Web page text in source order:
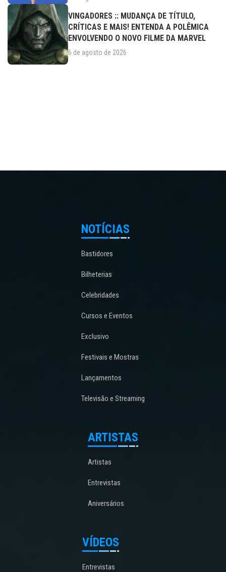
VINGADORES :: MUDANÇA DE TÍTULO,
CRÍTICAS E MAIS! ENTENDA A POLÊMICA
ENVOLVENDO O NOVO FILME DA MARVEL
6 de agosto de 2026
NOTÍCIAS
Bastidores
Bilheterias
Celebridades
Cursos e Eventos
Exclusivo
Festivais e Mostras
Lançamentos
Televisão e Streaming
ARTISTAS
Artistas
Entrevistas
Aniversários
VÍDEOS
Entrevistas